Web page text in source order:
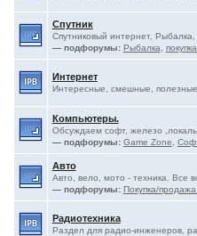
Спутник
Спутниковый интернет,
— подфорумы: Рыбалка
Интернет
Интересные, смешные,
Компьютеры.
Обсуждаем софт, железо
— подфорумы: Game Zone
Авто
Авто, вело, мото - техника. Все
— подфорумы: Покупка/продажа
Радиотехника
Раздел для радио-инженеров,